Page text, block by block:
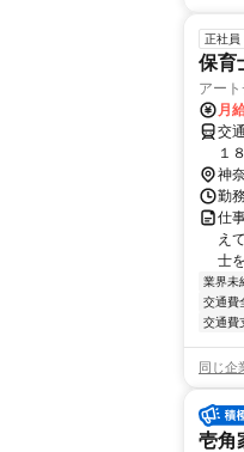
正社員
保育
アー
月
交
１
神
勤
仕
え
士
業界未
交通費
交通費
同じ企
壱角